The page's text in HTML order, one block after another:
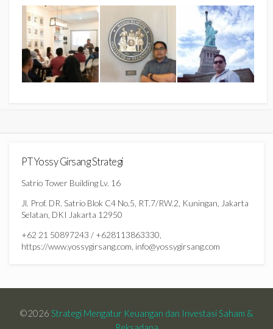
PT Yossy Girsang Strategi
Satrio Tower Building Lv. 16
Jl. Prof. DR. Satrio Blok C4 No.5, RT.7/RW.2, Kuningan, Jakarta
Selatan, DKI Jakarta 12950
+62 21 50897243 / +628113863330,
https://www.yossygirsang.com, info@yossygirsang.com
©2026 Strategi Mengatur Keuangan dan Investasi Saham &